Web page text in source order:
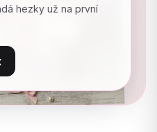
hezky už na první